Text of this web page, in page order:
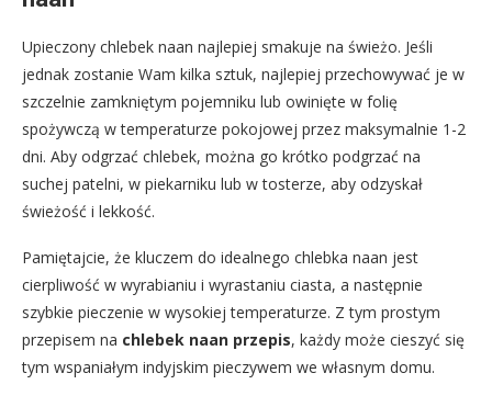
Upieczony chlebek naan najlepiej smakuje na świeżo. Jeśli
jednak zostanie Wam kilka sztuk, najlepiej przechowywać je w
szczelnie zamkniętym pojemniku lub owinięte w folię
spożywczą w temperaturze pokojowej przez maksymalnie 1-2
dni. Aby odgrzać chlebek, można go krótko podgrzać na
suchej patelni, w piekarniku lub w tosterze, aby odzyskał
świeżość i lekkość.
Pamiętajcie, że kluczem do idealnego chlebka naan jest
cierpliwość w wyrabianiu i wyrastaniu ciasta, a następnie
szybkie pieczenie w wysokiej temperaturze. Z tym prostym
przepisem na chlebek naan przepis, każdy może cieszyć się
tym wspaniałym indyjskim pieczywem we własnym domu.